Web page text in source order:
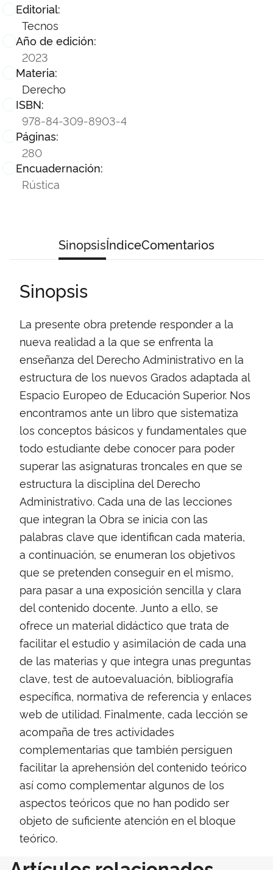
Editorial:
Tecnos
Año de edición:
2023
Materia:
Derecho
ISBN:
978-84-309-8903-4
Páginas:
280
Encuadernación:
Rústica
SinopsisÍndiceComentarios
Sinopsis
La presente obra pretende responder a la
nueva realidad a la que se enfrenta la
enseñanza del Derecho Administrativo en la
estructura de los nuevos Grados adaptada al
Espacio Europeo de Educación Superior. Nos
encontramos ante un libro que sistematiza
los conceptos básicos y fundamentales que
todo estudiante debe conocer para poder
superar las asignaturas troncales en que se
estructura la disciplina del Derecho
Administrativo. Cada una de las lecciones
que integran la Obra se inicia con las
palabras clave que identifican cada materia,
a continuación, se enumeran los objetivos
que se pretenden conseguir en el mismo,
para pasar a una exposición sencilla y clara
del contenido docente. Junto a ello, se
ofrece un material didáctico que trata de
facilitar el estudio y asimilación de cada una
de las materias y que integra unas preguntas
clave, test de autoevaluación, bibliografía
específica, normativa de referencia y enlaces
web de utilidad. Finalmente, cada lección se
acompaña de tres actividades
complementarias que también persiguen
facilitar la aprehensión del contenido teórico
así como complementar algunos de los
aspectos teóricos que no han podido ser
objeto de suficiente atención en el bloque
teórico.